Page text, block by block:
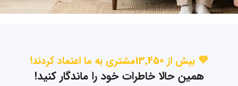
💜 بیش از 13٬450مشتری به ما اعتماد کردند!
همین حالا خاطرات خود را ماندگار کنید!